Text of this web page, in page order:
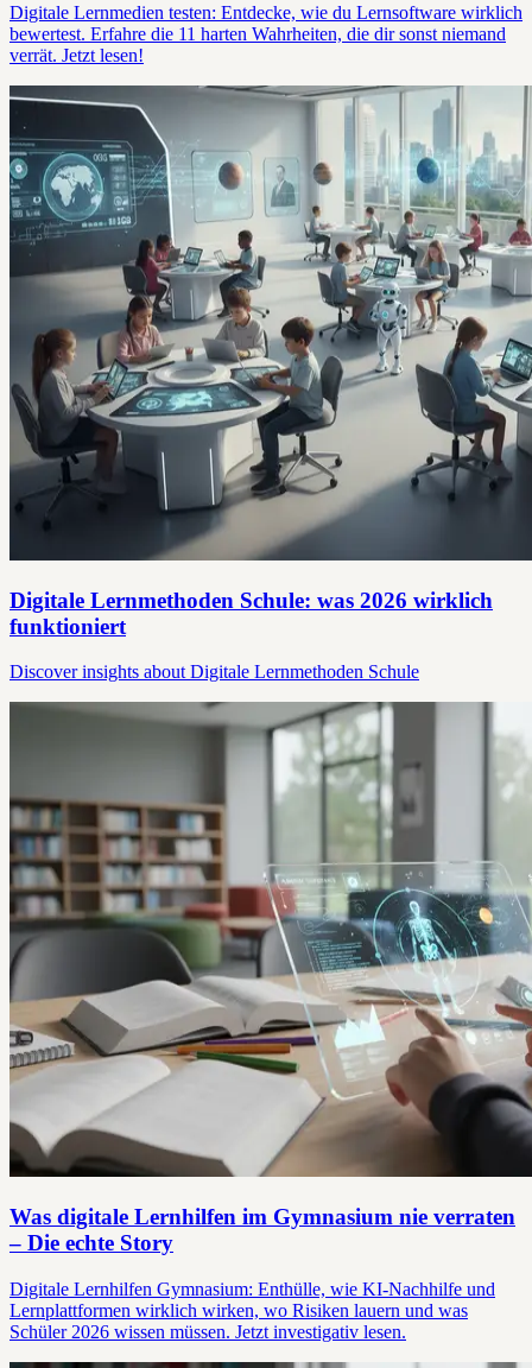
Digitale Lernmedien testen: Entdecke, wie du Lernsoftware wirklich
bewertest. Erfahre die 11 harten Wahrheiten, die dir sonst niemand
verrät. Jetzt lesen!
Digitale Lernmethoden Schule: was 2026 wirklich
funktioniert
Discover insights about Digitale Lernmethoden Schule
Was digitale Lernhilfen im Gymnasium nie verraten
– Die echte Story
Digitale Lernhilfen Gymnasium: Enthülle, wie KI-Nachhilfe und
Lernplattformen wirklich wirken, wo Risiken lauern und was
Schüler 2026 wissen müssen. Jetzt investigativ lesen.